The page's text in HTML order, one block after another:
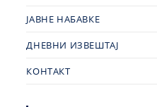
ЈАВНЕ НАБАВКЕ
ДНЕВНИ ИЗВЕШТАЈ
КОНТАКТ